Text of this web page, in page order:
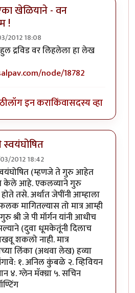
खेळियाने - वन
!
2012 18:08
बद्द्ल पण लिहाbyपक पक पक
द्रविड वर लिहलेला हालेख
node/18782
लॉग इन कराकिंवासदस्य व्हा
2012 18:42
बद्द्ल पण लिहाbyपक पक पक
(म्हणजे ते गुरु आहेत
केले आहे. एकलव्याने गुरु
तसे. अर्थात जेपींनी आम्हाला
मागितल्यास तो मात्र आम्ही
श्री जे पी मॉर्गन यांनी आधीच
(दुवा धूमकेतूंनी दिलाच
शकलो नाही. मात्र
लिंका (अथवा लेख) हव्या
१. अनिल कुंबळे २. व्हिवियन
४. ग्लेन मॅक्ग्रा ५. सचिन